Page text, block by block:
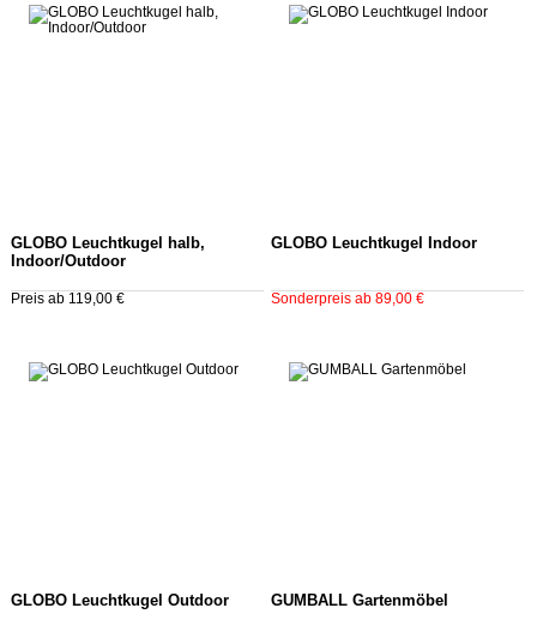
GLOBO Leuchtkugel halb,
Indoor/Outdoor
Preis ab 119,00 €
GLOBO Leuchtkugel Indoor
Sonderpreis ab 89,00 €
GLOBO Leuchtkugel Outdoor GUMBALL Gartenmöbel